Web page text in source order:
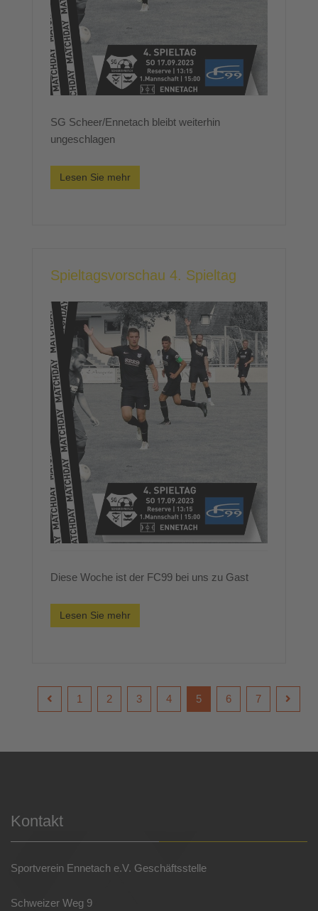
SG Scheer/Ennetach bleibt weiterhin
ungeschlagen
Lesen Sie mehr
Spieltagsvorschau 4. Spieltag
Diese Woche ist der FC99 bei uns zu Gast
Lesen Sie mehr
1 2 3 4 5 6 7
Kontakt
Sportverein Ennetach e.V. Geschäftsstelle
Schweizer Weg 9